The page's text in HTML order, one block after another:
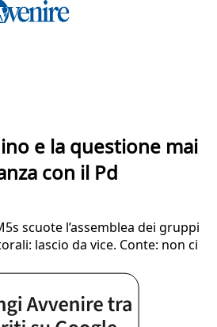
e la questione mai
con il Pd
scuote l’assemblea dei gruppi
lascio da vice. Conte: non ci